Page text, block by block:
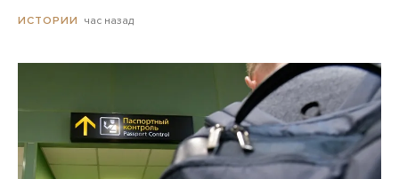
ИСТОРИИ час назад